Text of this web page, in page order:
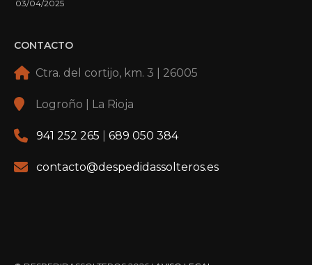
03/04/2025
CONTACTO
Ctra. del cortijo, km. 3 | 26005
Logroño | La Rioja
941 252 265 689 050 384
contacto@despedidassolteros.es